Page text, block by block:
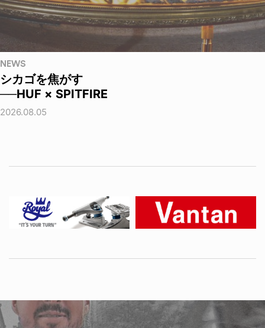
NEWS
シカゴを焦がす
──HUF × SPITFIRE
2026.08.05